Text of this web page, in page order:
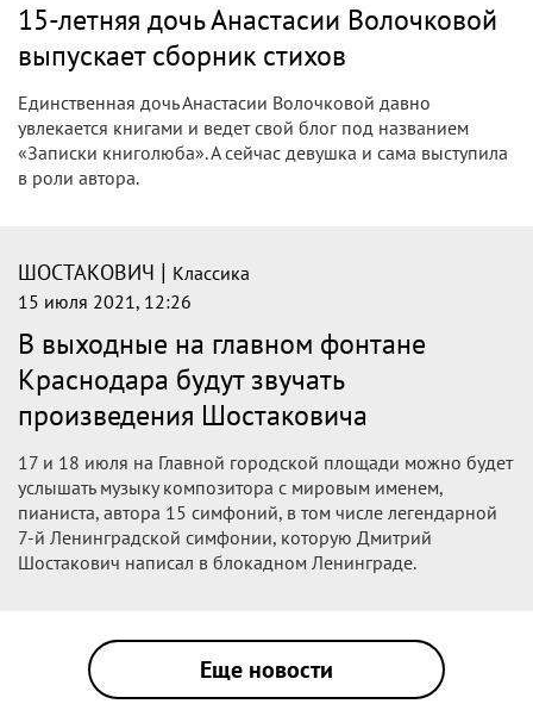
15-летняя дочь Анастасии Волочковой
выпускает сборник стихов
Единственная дочь Анастасии Волочковой давно
увлекается книгами и ведет свой блог под названием
«Записки книголюба». А сейчас девушка и сама выступила
в роли автора.
ШОСТАКОВИЧ | Классика
15 июля 2021, 12:26
В выходные на главном фонтане
Краснодара будут звучать
произведения Шостаковича
17 и 18 июля на Главной городской площади можно будет
услышать музыку композитора с мировым именем,
пианиста, автора 15 симфоний, в том числе легендарной
7-й Ленинградской симфонии, которую Дмитрий
Шостакович написал в блокадном Ленинграде.
Еще новости